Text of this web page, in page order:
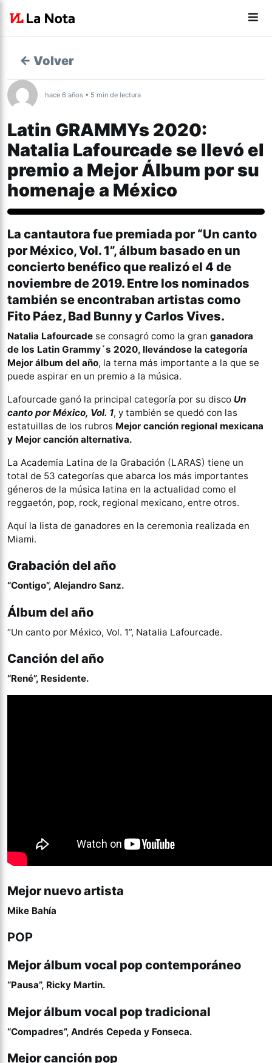
← Volver
hace 6 años • 5 min de lectura
Latin GRAMMYs 2020:
Natalia Lafourcade se llevó el
premio a Mejor Álbum por su
homenaje a México
La cantautora fue premiada por “Un canto
por México, Vol. 1”, álbum basado en un
concierto benéfico que realizó el 4 de
noviembre de 2019. Entre los nominados
también se encontraban artistas como
Fito Páez, Bad Bunny y Carlos Vives.
Natalia Lafourcade se consagró como la gran ganadora
de los Latin Grammy´s 2020, llevándose la categoría
Mejor álbum del año, la terna más importante a la que se
puede aspirar en un premio a la música.
Lafourcade ganó la principal categoría por su disco Un
canto por México, Vol. 1, y también se quedó con las
estatuillas de los rubros Mejor canción regional mexicana
y Mejor canción alternativa.
La Academia Latina de la Grabación (LARAS) tiene un
total de 53 categorías que abarca los más importantes
géneros de la música latina en la actualidad como el
reggaetón, pop, rock, regional mexicano, entre otros.
Aquí la lista de ganadores en la ceremonia realizada en
Miami.
Grabación del año
“Contigo”, Alejandro Sanz.
Álbum del año
“Un canto por México, Vol. 1”, Natalia Lafourcade.
Canción del año
“René”, Residente.
Mejor nuevo artista
Mike Bahía
POP
Mejor álbum vocal pop contemporáneo
“Pausa”, Ricky Martin.
Mejor álbum vocal pop tradicional
“Compadres”, Andrés Cepeda y Fonseca.
Mejor canción pop